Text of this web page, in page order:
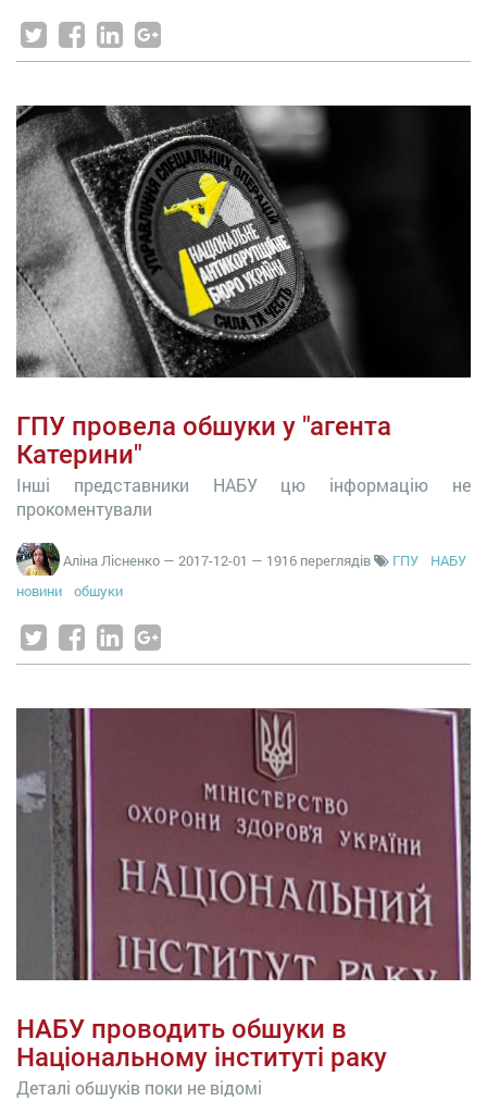
ГПУ провела обшуки у "агента
Катерини"
Інші представники НАБУ цю інформацію не
прокоментували
Аліна Лісненко — 2017-12-01 — 1916 переглядів ГПУ
НАБУ
новини
обшуки
НАБУ проводить обшуки в
Національному інституті раку
Деталі обшуків поки не відомі